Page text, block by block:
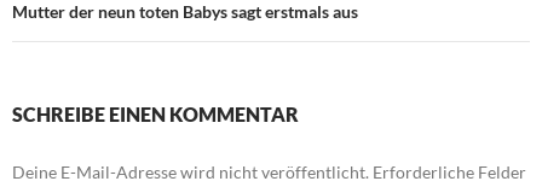
Mutter der neun toten Babys sagt erstmals aus
SCHREIBE EINEN KOMMENTAR
Deine E-Mail-Adresse wird nicht veröffentlicht. Erforderliche Felder